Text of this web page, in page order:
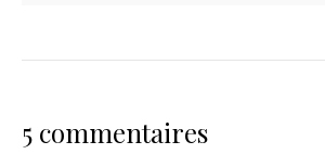
5 commentaires